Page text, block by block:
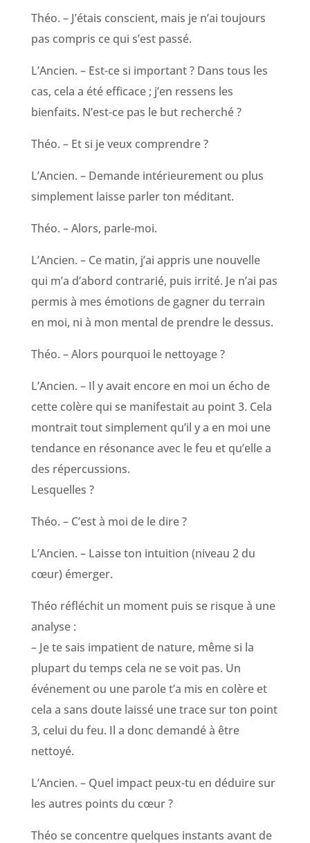
Théo. – J’étais conscient, mais je n’ai toujours
pas compris ce qui s’est passé.
L’Ancien. – Est-ce si important ? Dans tous les
cas, cela a été efficace ; j’en ressens les
bienfaits. N’est-ce pas le but recherché ?
Théo. – Et si je veux comprendre ?
L’Ancien. – Demande intérieurement ou plus
simplement laisse parler ton méditant.
Théo. – Alors, parle-moi.
L’Ancien. – Ce matin, j’ai appris une nouvelle
qui m’a d’abord contrarié, puis irrité. Je n’ai pas
permis à mes émotions de gagner du terrain
en moi, ni à mon mental de prendre le dessus.
Théo. – Alors pourquoi le nettoyage ?
L’Ancien. – Il y avait encore en moi un écho de
cette colère qui se manifestait au point 3. Cela
montrait tout simplement qu’il y a en moi une
tendance en résonance avec le feu et qu’elle a
des répercussions.
Lesquelles ?
Théo. – C’est à moi de le dire ?
L’Ancien. – Laisse ton intuition (niveau 2 du
cœur) émerger.
Théo réfléchit un moment puis se risque à une
analyse :
– Je te sais impatient de nature, même si la
plupart du temps cela ne se voit pas. Un
événement ou une parole t’a mis en colère et
cela a sans doute laissé une trace sur ton point
3, celui du feu. Il a donc demandé à être
nettoyé.
L’Ancien. – Quel impact peux-tu en déduire sur
les autres points du cœur ?
Théo se concentre quelques instants avant de